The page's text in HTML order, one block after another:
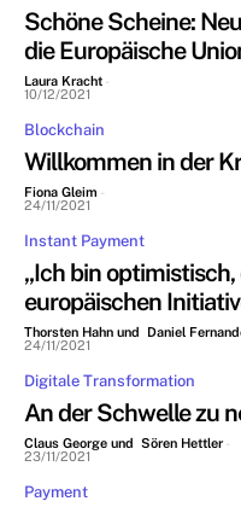
Schöne Scheine:
die Europäische
Laura Kracht -
10/12/2021
Blockchain
Willkommen in der
Fiona Gleim -
24/11/2021
Instant Payment
„Ich bin
europäischen
Thorsten Hahn und Daniel
24/11/2021
Digitale Transformation
An der Schwelle zu
Claus George und Sören Hettler -
23/11/2021
Payment